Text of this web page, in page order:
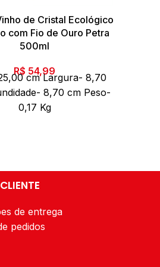
de Cristal Ecológico
com Fio de Ouro Petra
500ml
R$ 54,99
cm Largura- 8,70
8,70 cm Peso-
0,17 Kg
e
de entrega
pedidos